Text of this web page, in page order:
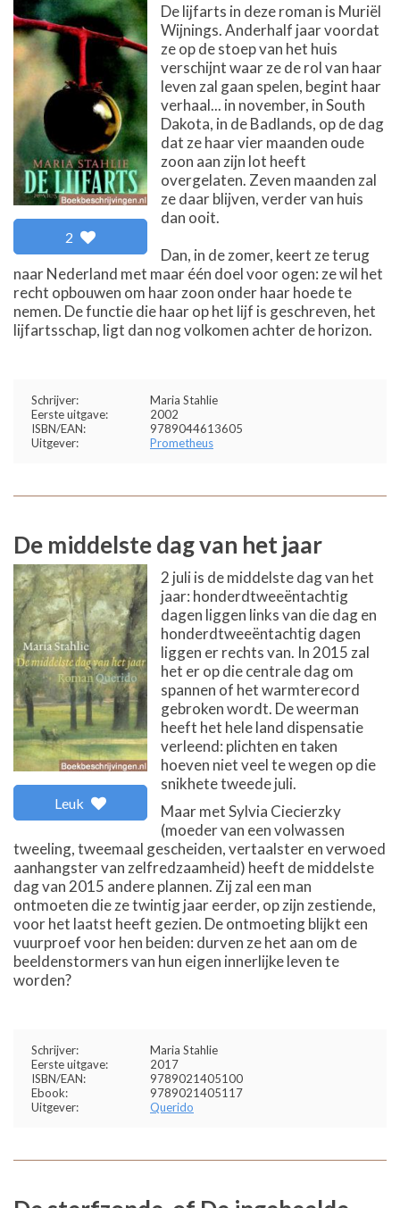
2
De lijfarts in deze roman is Muriël
Wijnings. Anderhalf jaar voordat
ze op de stoep van het huis
verschijnt waar ze de rol van haar
leven zal gaan spelen, begint haar
verhaal... in november, in South
Dakota, in de Badlands, op de dag
dat ze haar vier maanden oude
zoon aan zijn lot heeft
overgelaten. Zeven maanden zal
ze daar blijven, verder van huis
dan ooit.
Dan, in de zomer, keert ze terug
naar Nederland met maar één doel voor ogen: ze wil het
recht opbouwen om haar zoon onder haar hoede te
nemen. De functie die haar op het lijf is geschreven, het
lijfartsschap, ligt dan nog volkomen achter de horizon.
Schrijver:
Maria Stahlie
Eerste uitgave:
2002
ISBN/EAN:
9789044613605
Uitgever:
Prometheus
De middelste dag van het jaar
Leuk
2 juli is de middelste dag van het
jaar: honderdtweeëntachtig
dagen liggen links van die dag en
honderdtweeëntachtig dagen
liggen er rechts van. In 2015 zal
het er op die centrale dag om
spannen of het warmterecord
gebroken wordt. De weerman
heeft het hele land dispensatie
verleend: plichten en taken
hoeven niet veel te wegen op die
snikhete tweede juli.
Maar met Sylvia Ciecierzky
(moeder van een volwassen
tweeling, tweemaal gescheiden, vertaalster en verwoed
aanhangster van zelfredzaamheid) heeft de middelste
dag van 2015 andere plannen. Zij zal een man
ontmoeten die ze twintig jaar eerder, op zijn zestiende,
voor het laatst heeft gezien. De ontmoeting blijkt een
vuurproef voor hen beiden: durven ze het aan om de
beeldenstormers van hun eigen innerlijke leven te
worden?
Schrijver:
Maria Stahlie
Eerste uitgave:
2017
ISBN/EAN:
9789021405100
Ebook:
9789021405117
Uitgever:
Querido